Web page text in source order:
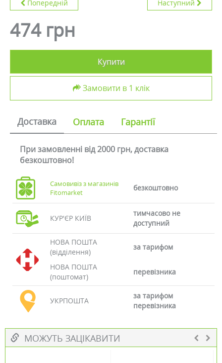
Попередній Наступний
474 грн
Купити
Замовити в 1 клік
Доставка Оплата Гарантії
При замовленні від 2000 грн, доставка
безкоштовно!
Самовивіз з магазинів
Fitomarket
безкоштовно
КУР'ЄР КИЇВ
тимчасово не
доступний
НОВА ПОШТА
(відділення)
за тарифом
НОВА ПОШТА
(поштомат)
перевізника
УКРПОШТА
за тарифом
перевізника
МОЖУТЬ ЗАЦІКАВИТИ